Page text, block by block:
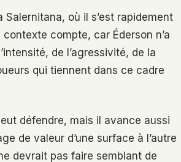
où il s’est rapidement
compte, car Éderson n’a
de l’agressivité, de la
qui tiennent dans ce cadre
défendre, mais il avance aussi
de valeur d’une surface à l’autre
devrait pas faire semblant de